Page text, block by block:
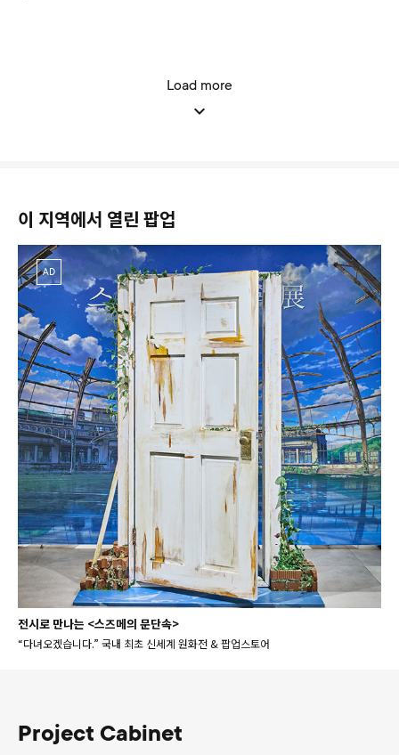
Load more
이 지역에서 열린 팝업
AD
전시로 만나는 <스즈메의 문단속>
“다녀오겠습니다.” 국내 최초 신세계 원화전 & 팝업스토어
Project Cabinet